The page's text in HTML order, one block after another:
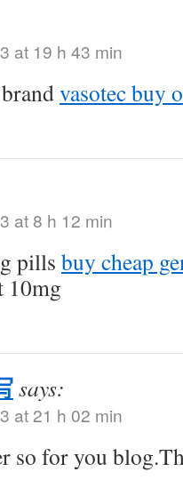
at 19 h 43 min
vasotec buy
at 8 h 12 min
pills buy cheap
10mg
says:
at 21 h 02 min
so for you